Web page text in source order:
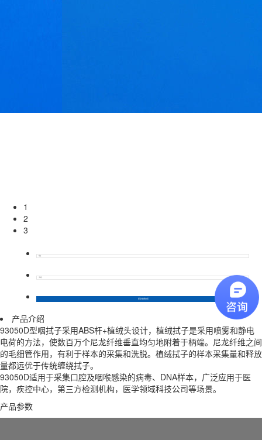
1
2
3
产品介绍
93050D型咽拭子采用ABS杆+植绒头设计，植绒拭子是采用喷雾和静电
电荷的方法，使数百万个尼龙纤维垂直均匀地附着于柄端。尼龙纤维之间
的毛细管作用，有利于样本的采集和洗脱。植绒拭子的样本采集量和释放
量都远优于传统缠绕拭子。
93050D适用于采集口腔及咽喉感染的病毒、DNA样本，广泛应用于医
院，疾控中心，第三方检测机构，医学领域科技公司等场景。
产品参数